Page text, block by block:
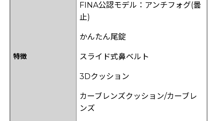
特徴
FINA公認モデル：アンチフォグ(曇
止)
かんたん尾錠
スライド式鼻ベルト
3Dクッション
カーブレンズクッション/カーブレ
ンズ